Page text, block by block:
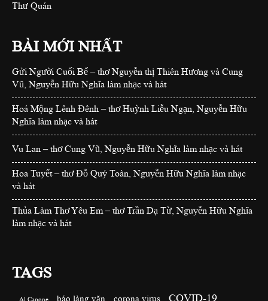
Thư Quán
BÀI MỚI NHẤT
Gửi Người Cuối Bể – thơ Nguyễn thị Thiên Hương và Cung
Vũ, Nguyễn Hữu Nghĩa làm nhạc và hát
Hoá Mộng Lênh Đênh – thơ Huỳnh Liễu Ngạn, Nguyễn Hữu
Nghĩa làm nhạc và hát
Vu Lan – thơ Cung Vũ, Nguyễn Hữu Nghĩa làm nhạc và hát
Hoa Tuyết – thơ Đỗ Quý Toàn, Nguyễn Hữu Nghĩa làm nhạc
và hát
Thủa Làm Thơ Yêu Em – thơ Trần Dạ Từ, Nguyễn Hữu Nghĩa
làm nhạc và hát
TAGS
báo làng văn corona virus COVID-19